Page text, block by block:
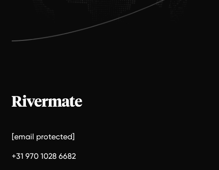
[email protected]
+31 970 1028 6682